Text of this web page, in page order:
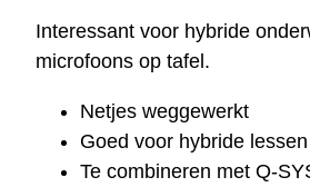
Interessant voor hybride
microfoons op tafel.
Netjes weggewerkt
Goed voor hybride
Te combineren met Q-